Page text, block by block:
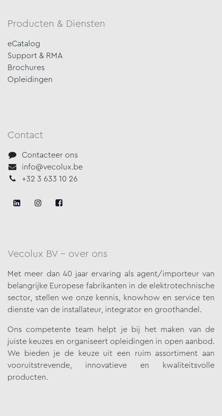
Producten & Diensten
eCatalog
Support & RMA
Brochures
Opleidingen
Contact
Contacteer ons
info@vecolux.be
+32 3 633 10 26
Vecolux BV - over ons
Met meer dan 40 jaar ervaring als agent/importeur van
belangrijke Europese fabrikanten in de elektrotechnische
sector, stellen we onzekennis, knowhow en service ten
dienste van de installateur, integrator en groothandel.
Ons competente team helpt je bij het maken van de
juiste keuzes en organiseert opleidingen in open aanbod.
We bieden je de keuze uit een ruim assortiment aan
vooruitstrevende, innovatieve en kwaliteitsvolle
producten.